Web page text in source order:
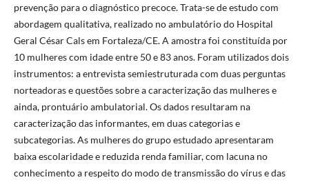
prevenção para o diagnóstico precoce. Trata-se de estudo com
abordagem qualitativa, realizado no ambulatório do Hospital
Geral César Cals em Fortaleza/CE. A amostra foi constituída por
10 mulheres com idade entre 50 e 83 anos. Foram utilizados dois
instrumentos: a entrevista semiestruturada com duas perguntas
norteadoras e questões sobre a caracterização das mulheres e
ainda, prontuário ambulatorial. Os dados resultaram na
caracterização das informantes, em duas categorias e
subcategorias. As mulheres do grupo estudado apresentaram
baixa escolaridade e reduzida renda familiar, com lacuna no
conhecimento a respeito do modo de transmissão do vírus e das